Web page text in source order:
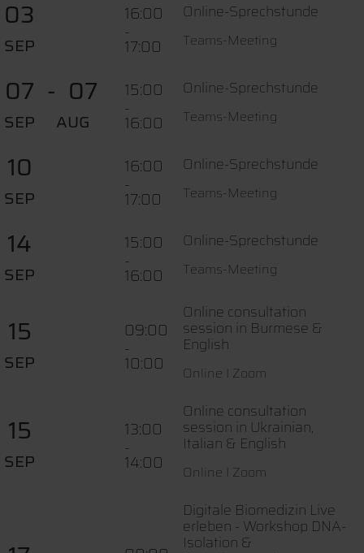
03
SEP
16:00
-
17:00
Online-Sprechstunde
Teams-Meeting
07
SEP
07
AUG
15:00
-
16:00
Online-Sprechstunde
Teams-Meeting
10
SEP
16:00
-
17:00
Online-Sprechstunde
Teams-Meeting
14
SEP
15:00
-
16:00
Online-Sprechstunde
Teams-Meeting
15
SEP
09:00
-
10:00
Online consultation
session in Burmese &
English
Online I Zoom
15
SEP
13:00
-
14:00
Online consultation
session in Ukrainian,
Italian & English
Online I Zoom
Digitale Biomedizin Live
erleben - Workshop DNA-
Isolation &